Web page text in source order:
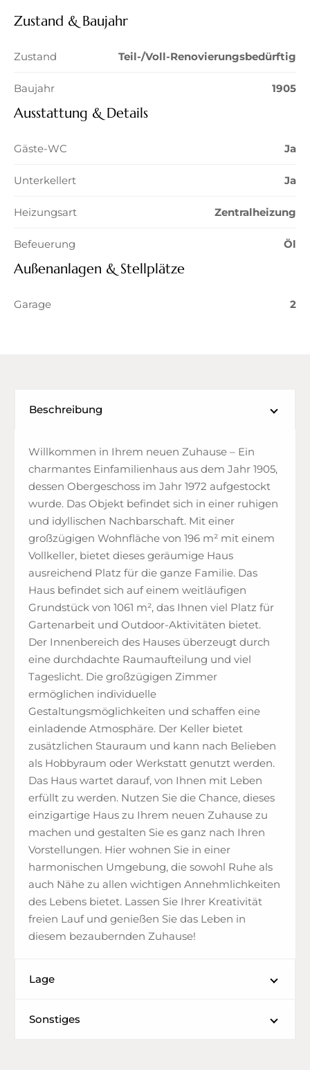
Zustand & Baujahr
Zustand Teil-/Voll-Renovierungsbedürftig
Baujahr 1905
Ausstattung & Details
Gäste-WC Ja
Unterkellert Ja
Heizungsart Zentralheizung
Befeuerung Öl
Außenanlagen & Stellplätze
Garage 2
Beschreibung
Willkommen in Ihrem neuen Zuhause – Ein
charmantes Einfamilienhaus aus dem Jahr 1905,
dessen Obergeschoss im Jahr 1972 aufgestockt
wurde. Das Objekt befindet sich in einer ruhigen
und idyllischen Nachbarschaft. Mit einer
großzügigen Wohnfläche von 196 m² mit einem
Vollkeller, bietet dieses geräumige Haus
ausreichend Platz für die ganze Familie. Das
Haus befindet sich auf einem weitläufigen
Grundstück von 1061 m², das Ihnen viel Platz für
Gartenarbeit und Outdoor-Aktivitäten bietet.
Der Innenbereich des Hauses überzeugt durch
eine durchdachte Raumaufteilung und viel
Tageslicht. Die großzügigen Zimmer
ermöglichen individuelle
Gestaltungsmöglichkeiten und schaffen eine
einladende Atmosphäre. Der Keller bietet
zusätzlichen Stauraum und kann nach Belieben
als Hobbyraum oder Werkstatt genutzt werden.
Das Haus wartet darauf, von Ihnen mit Leben
erfüllt zu werden. Nutzen Sie die Chance, dieses
einzigartige Haus zu Ihrem neuen Zuhause zu
machen und gestalten Sie es ganz nach Ihren
Vorstellungen. Hier wohnen Sie in einer
harmonischen Umgebung, die sowohl Ruhe als
auch Nähe zu allen wichtigen Annehmlichkeiten
des Lebens bietet. Lassen Sie Ihrer Kreativität
freien Lauf und genießen Sie das Leben in
diesem bezaubernden Zuhause!
Lage
Sonstiges